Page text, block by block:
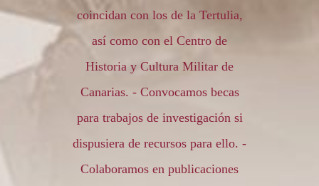
coincidan con los de la Tertulia,
así como con el Centro de
Historia y Cultura Militar de
Canarias. - Convocamos becas
para trabajos de investigación si
dispusiera de recursos para ello. -
Colaboramos en publicaciones